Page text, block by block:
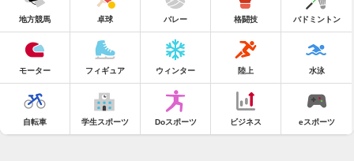
地方競馬 卓球 バレー 格闘技 バドミントン
モーター フィギュア ウィンター 陸上 水泳
自転車 学生スポーツ Doスポーツ ビジネス eスポーツ